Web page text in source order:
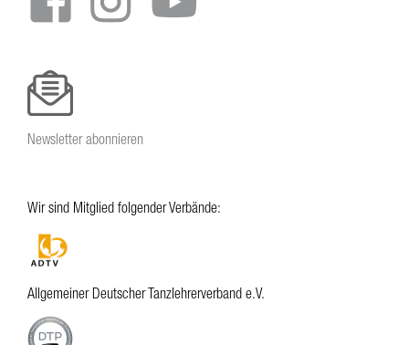
Newsletter abonnieren
Wir sind Mitglied folgender Verbände:
Allgemeiner Deutscher Tanzlehrerverband e.V.